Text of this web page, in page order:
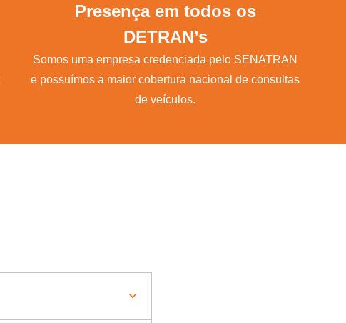
Presença em todos os
DETRAN’s
Somos uma empresa credenciada pelo SENATRAN
e possuímos a maior cobertura nacional de consultas
de veículos.